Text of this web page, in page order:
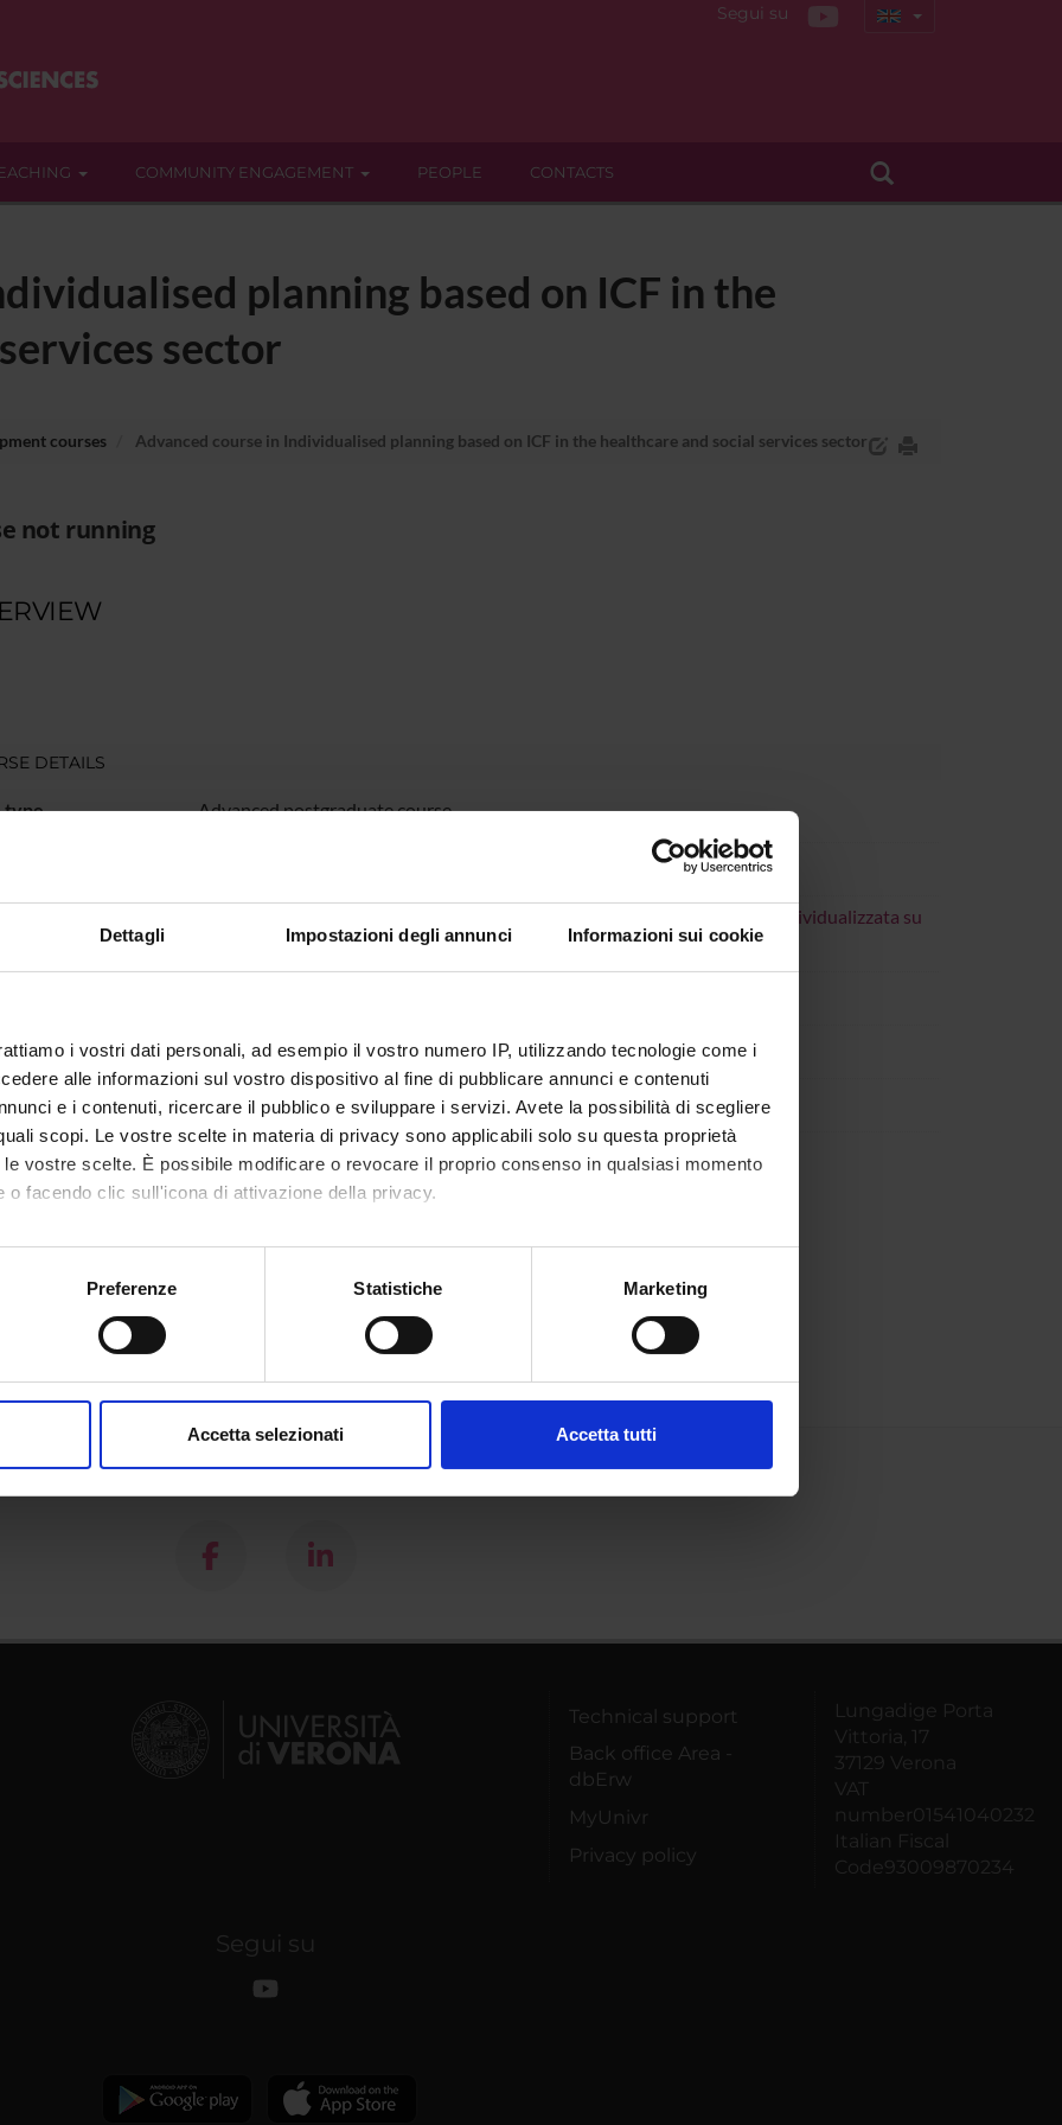
Dettagli Impostazioni degli annunci Informazioni sui cookie
i vostri dati personali, ad esempio il vostro numero IP, utilizzando tecnologie come i
alle informazioni sul vostro dispositivo al fine di pubblicare annunci e contenuti
e i contenuti, ricercare il pubblico e sviluppare i servizi. Avete la possibilità di scegliere
scopi. Le vostre scelte in materia di privacy sono applicabili solo su questa proprietà
vostre scelte. È possibile modificare o revocare il proprio consenso in qualsiasi momento
o facendo clic sull'icona di attivazione della privacy.
anche:
sulla tua posizione geografica, con un'approssimazione di qualche metro,
in qualsiasi momento dalla Dichiarazione sui cookie.
Preferenze Statistiche Marketing
Accetta selezionati Accetta tutti
Segui su
COMMUNITY ENGAGEMENT PEOPLE CONTACTS
planning based on ICF in the
sector
courses Advanced course in Individualised planning based on ICF in the healthcare and social services sector
not running
DETAILS
type Advanced postgraduate course
Comitato scientifico del Corso di Perfezionamento in La progettazione individualizzata su
base I.C.F. nei servizi socio-sanitari
Human Sciences
Humanities
Education, Philosophy and Social Work
Technical support
Back office Area -
dbErw
MyUnivr
Privacy policy
Lungadige Porta
Vittoria, 17
37129 Verona
VAT
number01541040232
Italian Fiscal
Code93009870234
Segui su